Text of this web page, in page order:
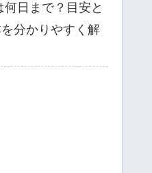
日まで？目安と
分かりやすく解